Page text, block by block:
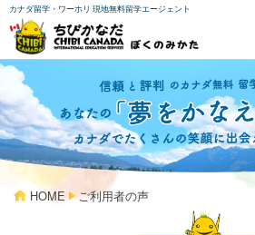
カナダ留学・ワーホリ 現地無料留学エージェント
HOME ご利用者の声